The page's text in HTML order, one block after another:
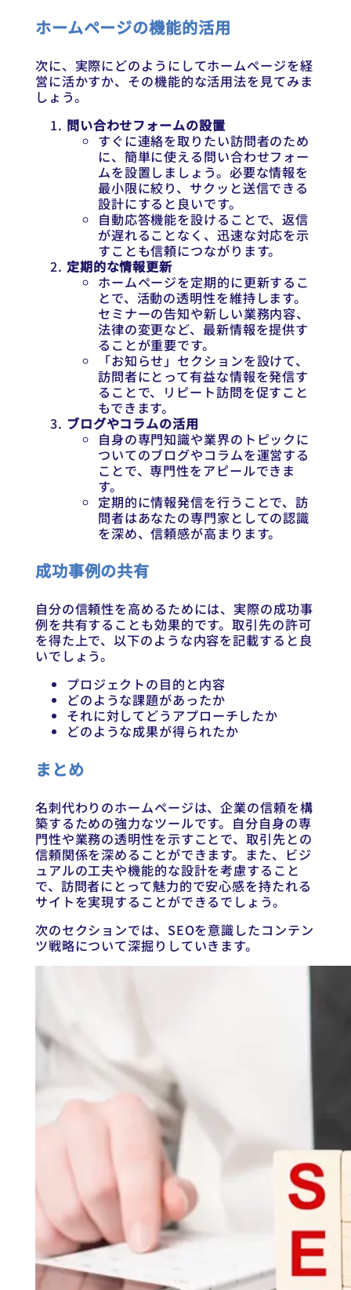
ホームページの機能的活用
次に、実際にどのようにしてホームページを経
営に活かすか、その機能的な活用法を見てみま
しょう。
問い合わせフォームの設置
すぐに連絡を取りたい訪問者のため
に、簡単に使える問い合わせフォー
ムを設置しましょう。必要な情報を
最小限に絞り、サクッと送信できる
設計にすると良いです。
自動応答機能を設けることで、返信
が遅れることなく、迅速な対応を示
すことも信頼につながります。
定期的な情報更新
ホームページを定期的に更新するこ
とで、活動の透明性を維持します。
セミナーの告知や新しい業務内容、
法律の変更など、最新情報を提供す
ることが重要です。
「お知らせ」セクションを設けて、
訪問者にとって有益な情報を発信す
ることで、リピート訪問を促すこと
もできます。
ブログやコラムの活用
自身の専門知識や業界のトピックに
ついてのブログやコラムを運営する
ことで、専門性をアピールできま
す。
定期的に情報発信を行うことで、訪
問者はあなたの専門家としての認識
を深め、信頼感が高まります。
成功事例の共有
自分の信頼性を高めるためには、実際の成功事
例を共有することも効果的です。取引先の許可
を得た上で、以下のような内容を記載すると良
いでしょう。
プロジェクトの目的と内容
どのような課題があったか
それに対してどうアプローチしたか
どのような成果が得られたか
まとめ
名刺代わりのホームページは、企業の信頼を構
築するための強力なツールです。自分自身の専
門性や業務の透明性を示すことで、取引先との
信頼関係を深めることができます。また、ビジ
ュアルの工夫や機能的な設計を考慮すること
で、訪問者にとって魅力的で安心感を持たれる
サイトを実現することができるでしょう。
次のセクションでは、SEOを意識したコンテン
ツ戦略について深掘りしていきます。